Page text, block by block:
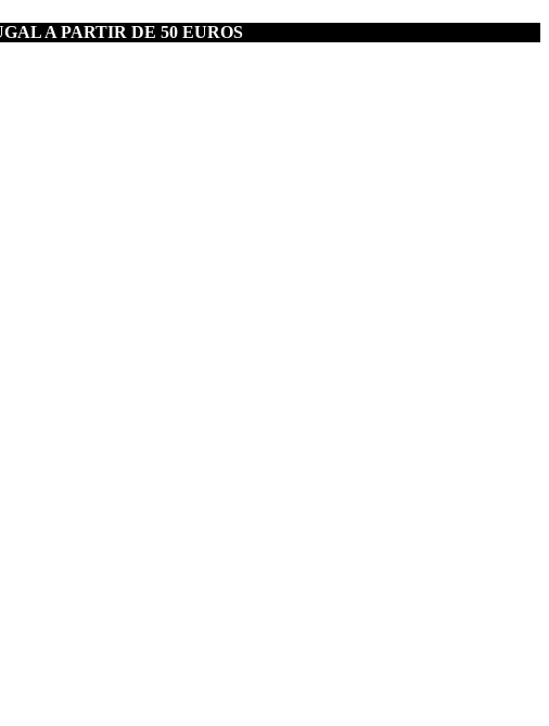
A PARTIR DE 50 EUROS